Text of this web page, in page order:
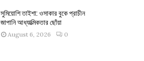
সুমিয়োশি তাইশা: ওসাকার বুকে প্রাচীন
জাপানি আধ্যাত্মিকতার ছোঁয়া
August 6, 2026 0